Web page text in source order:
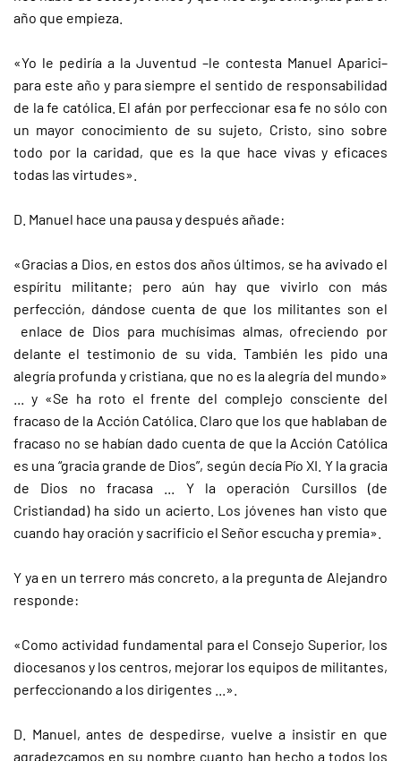
año que empieza.
«Yo le pediría a la Juventud –le contesta Manuel Aparici–
para este año y para siempre el sentido de responsabilidad
de la fe católica. El afán por perfeccionar esa fe no sólo con
un mayor conocimiento de su sujeto, Cristo, sino sobre
todo por la caridad, que es la que hace vivas y eficaces
todas las virtudes».
D. Manuel hace una pausa y después añade:
«Gracias a Dios, en estos dos años últimos, se ha avivado el
espíritu militante; pero aún hay que vivirlo con más
perfección, dándose cuenta de que los militantes son el
enlace de Dios para muchísimas almas, ofreciendo por
delante el testimonio de su vida. También les pido una
alegría profunda y cristiana, que no es la alegría del mundo»
... y «Se ha roto el frente del complejo consciente del
fracaso de la Acción Católica. Claro que los que hablaban de
fracaso no se habían dado cuenta de que la Acción Católica
es una “gracia grande de Dios”, según decía Pío XI. Y la gracia
de Dios no fracasa ... Y la operación Cursillos (de
Cristiandad) ha sido un acierto. Los jóvenes han visto que
cuando hay oración y sacrificio el Señor escucha y premia».
Y ya en un terrero más concreto, a la pregunta de Alejandro
responde:
«Como actividad fundamental para el Consejo Superior, los
diocesanos y los centros, mejorar los equipos de militantes,
perfeccionando a los dirigentes ...».
D. Manuel, antes de despedirse, vuelve a insistir en que
agradezcamos en su nombre cuanto han hecho a todos los